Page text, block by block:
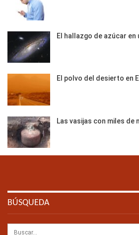
El hallazgo de azúcar en
El polvo del desierto en
Las vasijas con miles de
BÚSQUEDA